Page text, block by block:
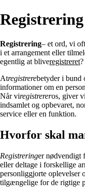
Registrering– et ord, vi
i et arrangement eller
egentlig at bliveregistreret
Atregistrerebetyder i bund
informationer om en
Når viregistrereros, giver
indsamlet og opbevaret,
service eller en funktion.
Hvorfor skal
Registreringer nødvendigt
eller deltage i forskellige
personliggjorte oplevelser
tilgængelige for de rigtige